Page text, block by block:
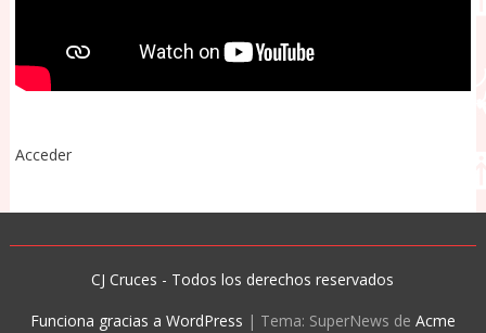
Acceder
CJ Cruces - Todos los derechos reservados
Funciona gracias a WordPress | Tema: SuperNews de Acme